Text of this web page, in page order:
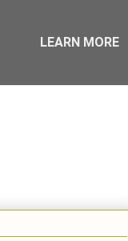
LEARN MORE